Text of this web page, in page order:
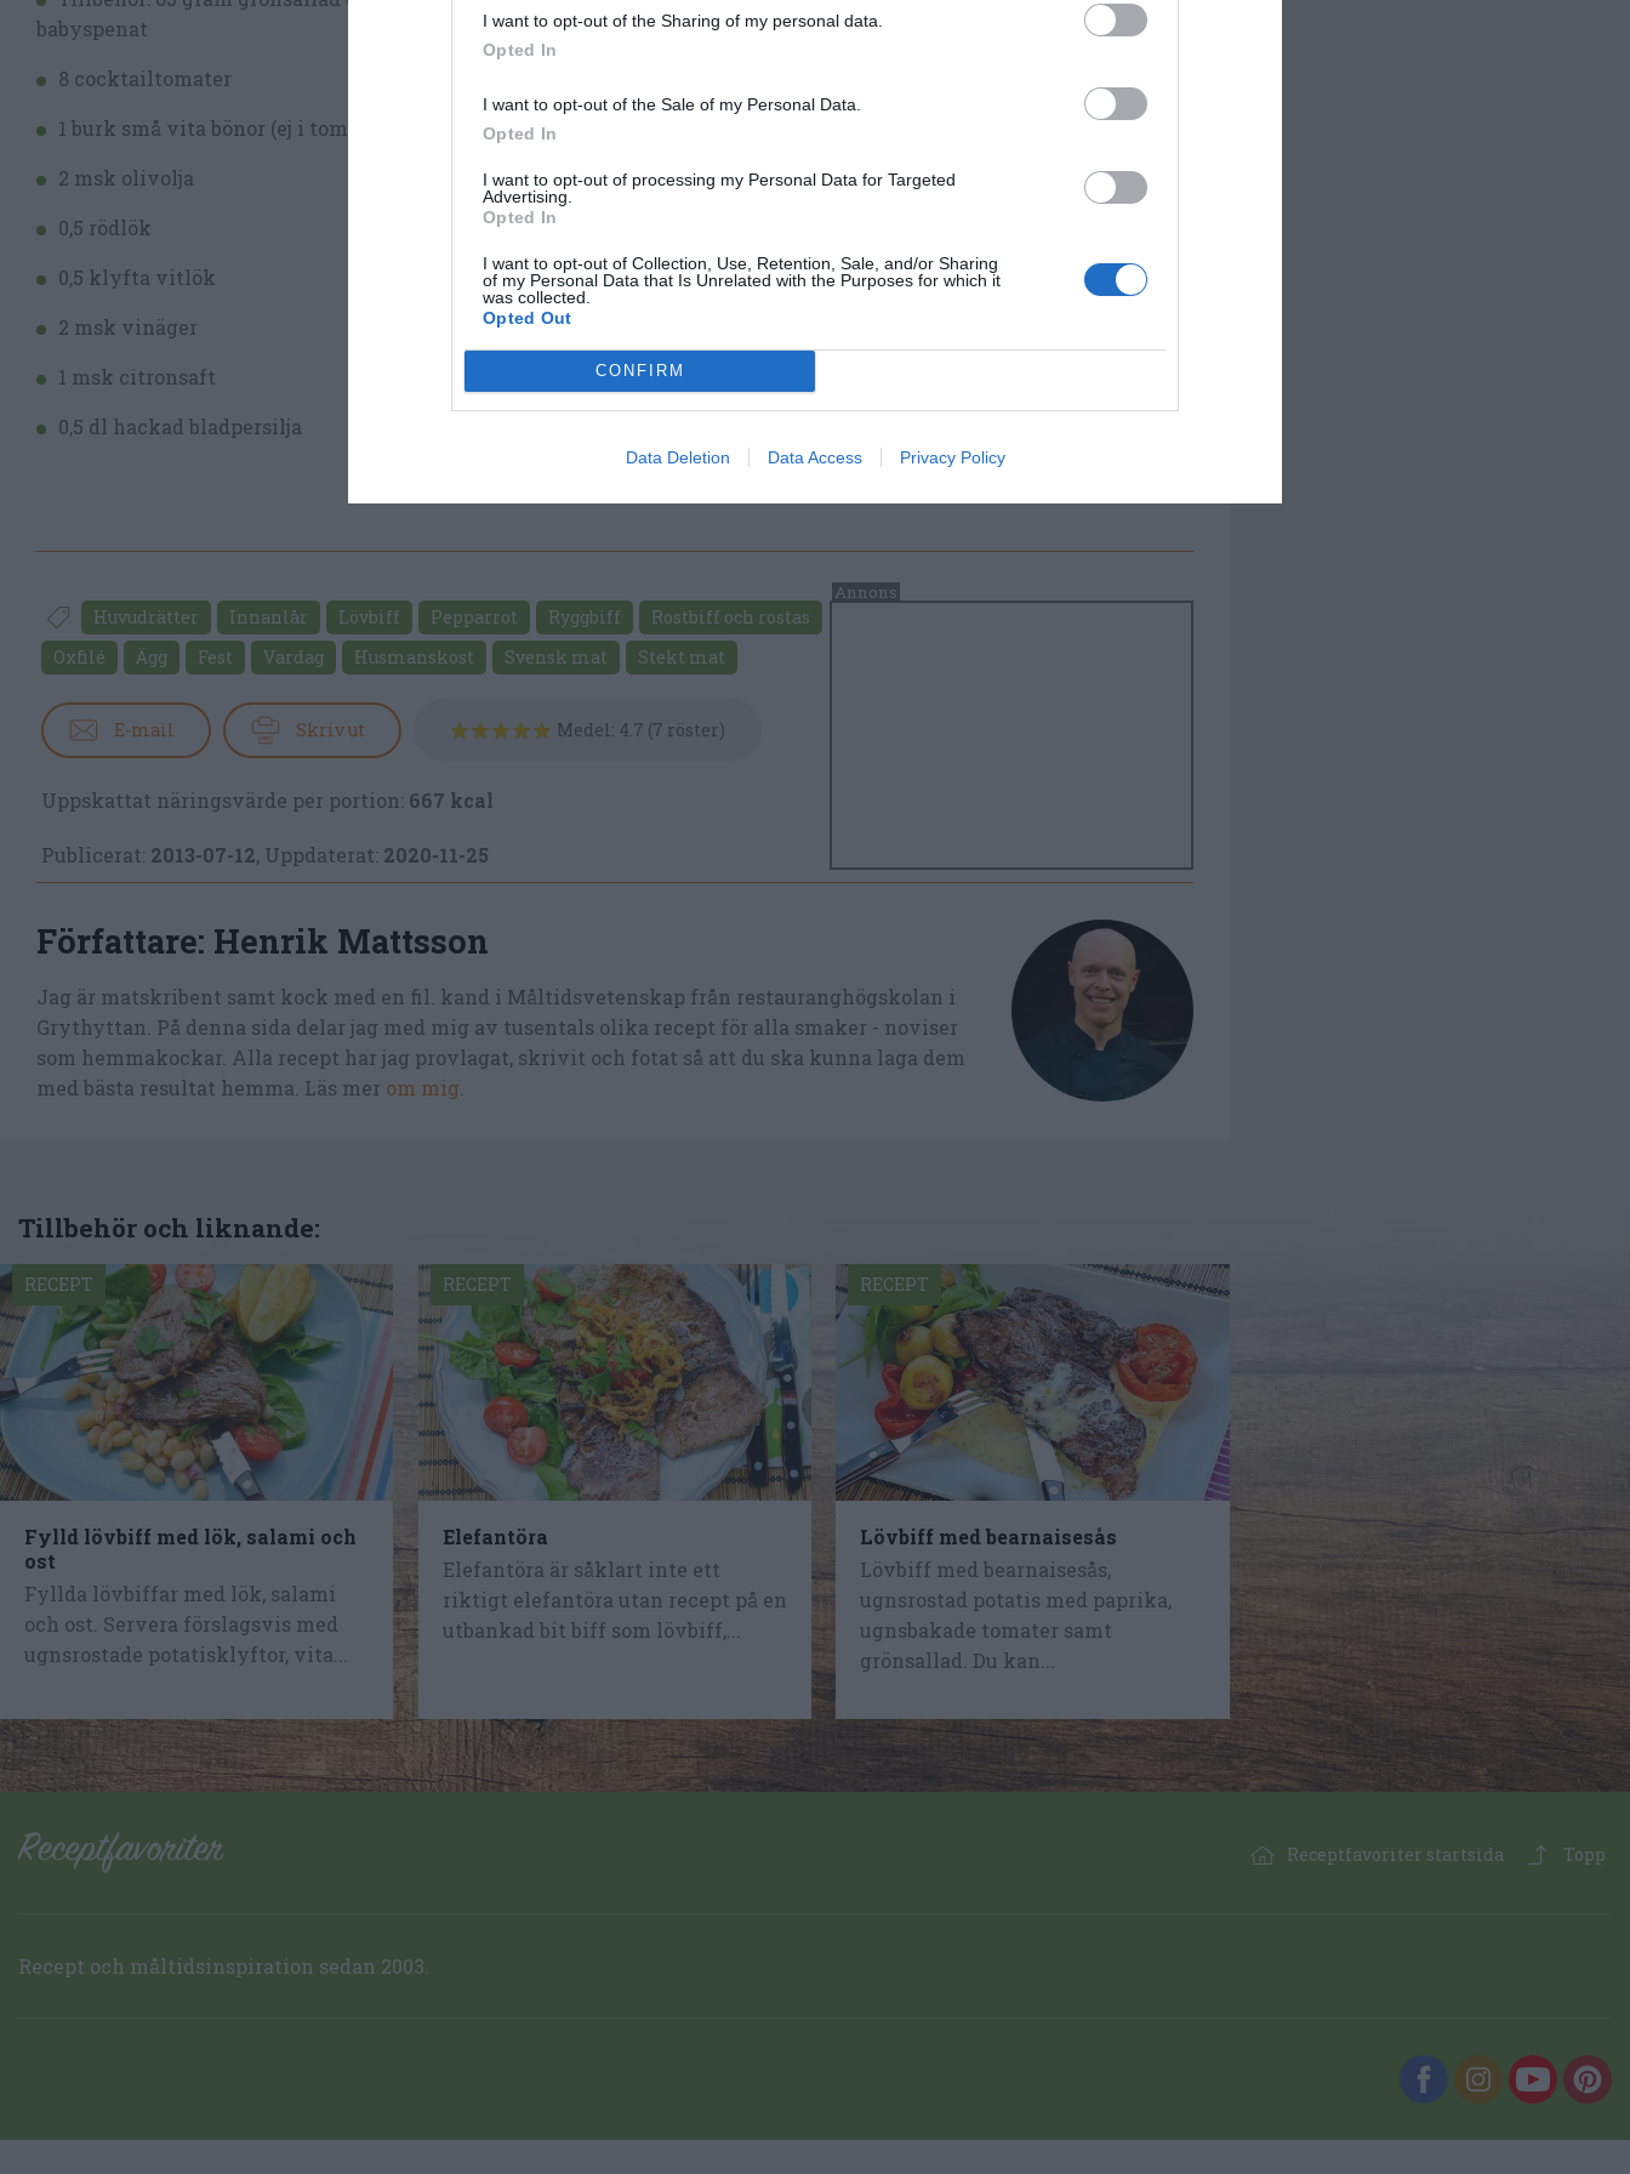
I want to opt-out of the Sharing of my personal data.
Opted In
I want to opt-out of the Sale of my Personal Data.
Opted In
I want to opt-out of processing my Personal Data for Targeted
Advertising.
Opted In
I want to opt-out of Collection, Use, Retention, Sale, and/or Sharing
of my Personal Data that Is Unrelated with the Purposes for which it
was collected.
Opted Out
CONFIRM
Data Deletion Data Access Privacy Policy
babyspenat
8 cocktailtomater
1 burk små vita bönor (ej i tomatsås)
2 msk olivolja
0,5 rödlök
0,5 klyfta vitlök
2 msk vinäger
1 msk citronsaft
0,5 dl hackad bladpersilja
Huvudrätter Innanlår Lövbiff Pepparrot Ryggbiff
Rostbiff och rostas
Oxfilé
Ägg Fest Vardag Husmanskost Svensk mat Stekt mat
E-mail Skriv ut Medel: 4.7 (7 röster)
Uppskattat näringsvärde per portion: 667 kcal
Publicerat: 2013-07-12, Uppdaterat: 2020-11-25
Författare: Henrik Mattsson
Jag är matskribent samt kock med en fil. kand i Måltidsvetenskap från restauranghögskolan i
Grythyttan. På denna sida delar jag med mig av tusentals olika recept för alla smaker - noviser
som hemmakockar. Alla recept har jag provlagat, skrivit och fotat så att du ska kunna laga dem
med bästa resultat hemma. Läs mer om mig
Tillbehör och liknande:
Fylld lövbiff med lök, salami och
ost
Fyllda lövbiffar med lök, salami
och ost. Servera förslagsvis med
ugnsrostade potatisklyftor, vita...
RECEPT
Elefantöra
Elefantöra är såklart inte ett
riktigt elefantöra utan recept på en
utbankad bit biff som lövbiff,...
RECEPT
Lövbiff med bearnaisesås
Lövbiff med bearnaisesås,
ugnsrostad potatis med paprika,
ugnsbakade tomater samt
grönsallad. Du kan...
RECEPT
Receptfavoriter startsida Topp
Recept och måltidsinspiration sedan 2003.